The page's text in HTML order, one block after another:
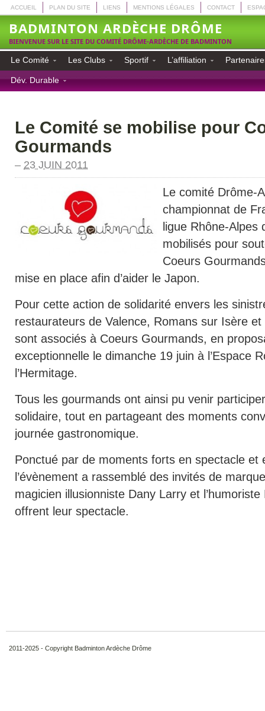
ACCUEIL PLAN DU SITE LIENS MENTIONS LÉGALES CONTACT
BADMINTON ARDÈCHE DRÔME
BIENVENUE SUR LE SITE DU COMITÉ DRÔME-ARDÈCHE DE BADMINTON
Le Comité Les Clubs Sportif L’affiliation
Dév. Durable
Le Comité se mobilise pour
Gourmands
– 23 JUIN 2011
Le comité Drôme-
championnat de
ligue Rhône-
mobilisés pour
Coeurs
mise en place afin d’aider le Japon.
Pour cette action de solidarité envers les
restaurateurs de Valence, Romans sur Isère et
sont associés à Coeurs Gourmands, en
exceptionnelle le dimanche 19 juin à l’Espace
l’Hermitage.
Tous les gourmands ont ainsi pu venir
solidaire, tout en partageant des moments
journée gastronomique.
Ponctué par de moments forts en spectacle et
l’évènement a rassemblé des invités de
magicien illusionniste Dany Larry et
offrent leur spectacle.
2011-2025 - Copyright Badminton Ardèche Drôme